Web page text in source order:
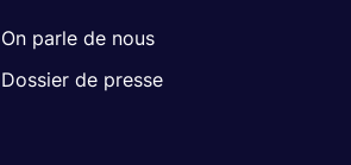
On parle de nous
Dossier de presse